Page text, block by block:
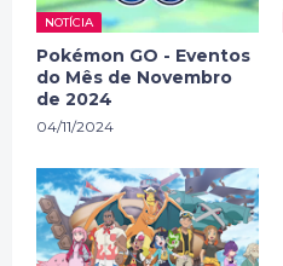
NOTÍCIA
Pokémon GO - Eventos
do Mês de Novembro
de 2024
04/11/2024